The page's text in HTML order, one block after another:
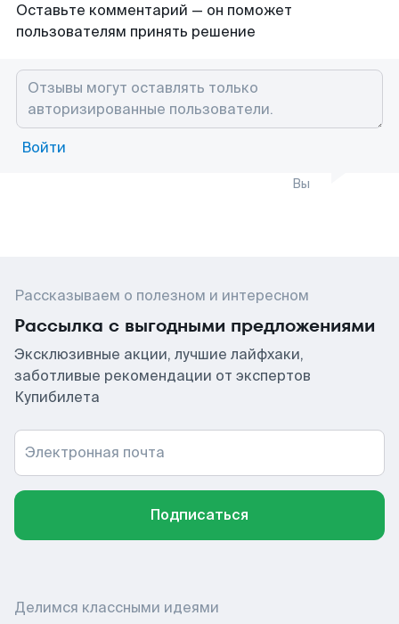
Оставьте комментарий — он поможет
пользователям принять решение
Войти
Вы
Рассказываем о полезном и интересном
Рассылка с выгодными предложениями
Эксклюзивные акции, лучшие лайфхаки,
заботливые рекомендации от экспертов
Купибилета
Электронная почта
Подписаться
Делимся классными идеями